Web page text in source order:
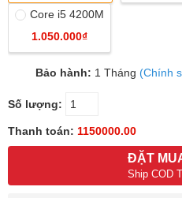
Core i5 4200M
1.050.000₫
Bảo hành: 1 Tháng (Chính
Số lượng:
Thanh toán: 1150000.00
ĐẶT
Ship COD